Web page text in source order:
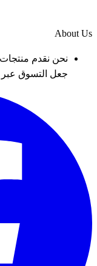
About Us
نحن نقدم منتجات
جعل التسوق عبر